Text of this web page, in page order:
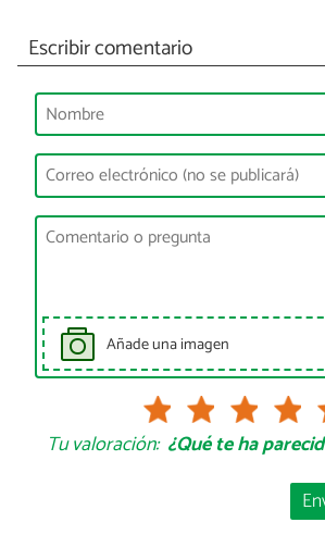
Escribir comentario
Añade una imagen
Tu valoración: ¿Qué te ha